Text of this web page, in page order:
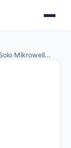
Mikrowell...